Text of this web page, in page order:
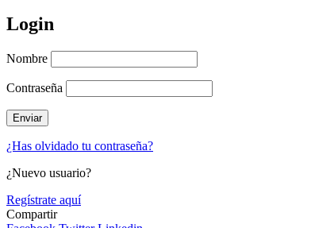
Login
Nombre
Contraseña
¿Has olvidado tu contraseña?
¿Nuevo usuario?
Regístrate aquí
Compartir